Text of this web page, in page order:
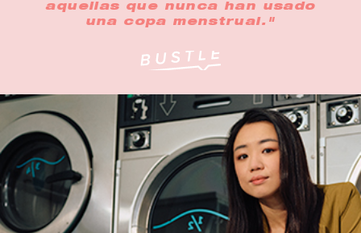
aquellas que nunca han usado
una copa menstrual."